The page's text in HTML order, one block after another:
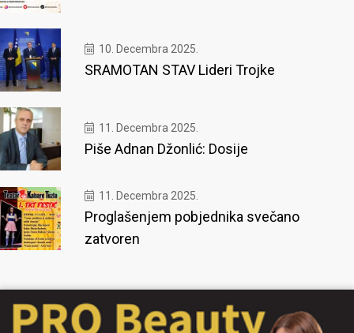
10. Decembra 2025.
SRAMOTAN STAV Lideri Trojke
11. Decembra 2025.
Piše Adnan Džonlić: Dosije
11. Decembra 2025.
Proglašenjem pobjednika svečano
zatvoren